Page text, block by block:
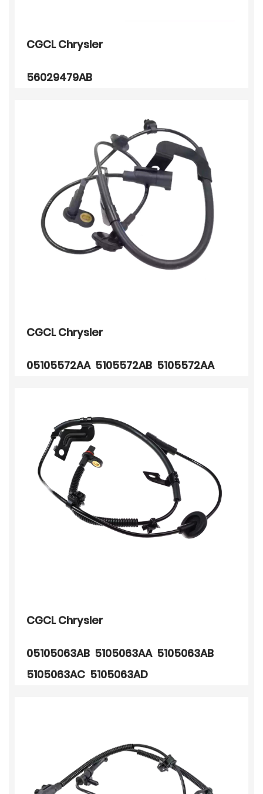
CGCL Chrysler
56029479AB
CGCL Chrysler
05105572AA 5105572AB 5105572AA
CGCL Chrysler
05105063AB 5105063AA 5105063AB
5105063AC 5105063AD